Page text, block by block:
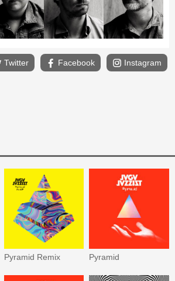
Twitter Facebook Instagram
Pyramid Remix Pyramid